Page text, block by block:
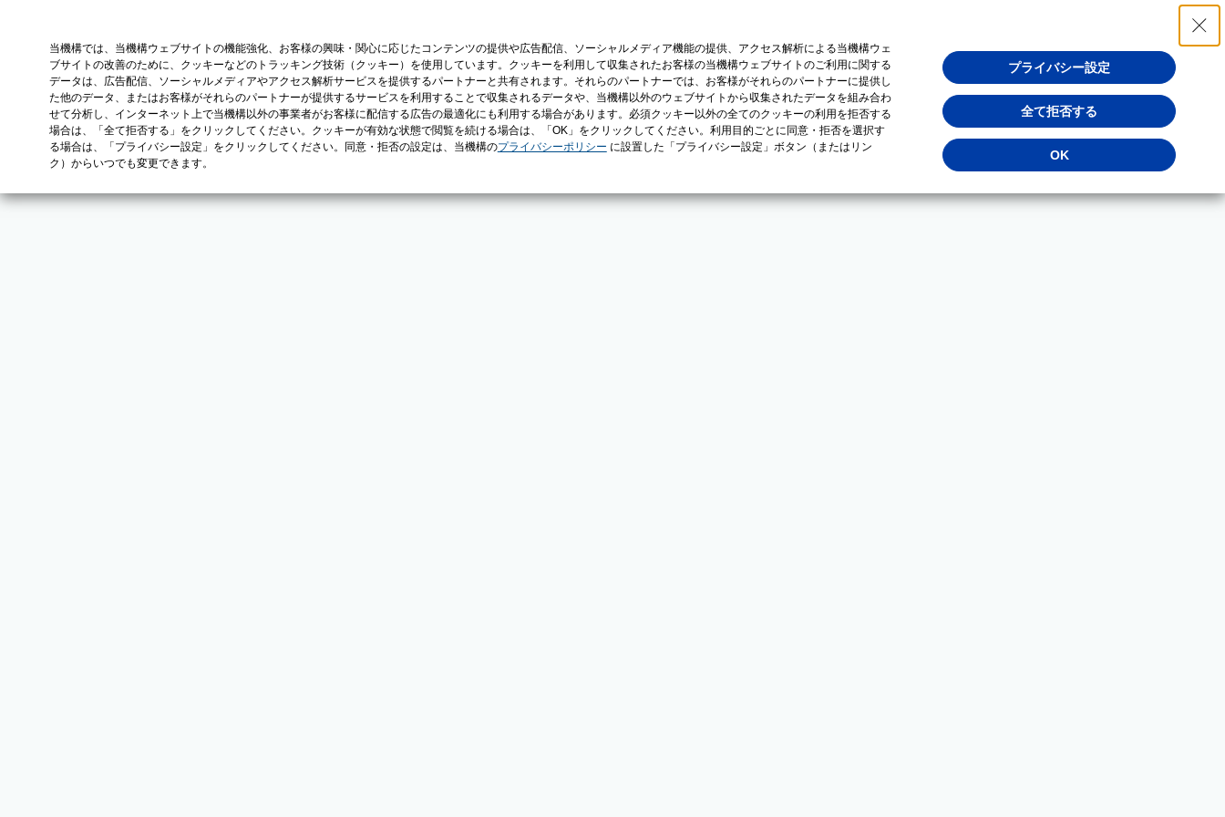
当機構では、当機構ウェブサイトの機能強化、お客様の興味・関心に応じたコンテンツの提供や広告配信、ソーシャルメディア機能の提供、アクセス解析による当機構ウェ
ブサイトの改善のために、クッキーなどのトラッキング技術（クッキー）を使用しています。クッキーを利用して収集されたお客様の当機構ウェブサイトのご利用に関する
データは、広告配信、ソーシャルメディアやアクセス解析サービスを提供するパートナーと共有されます。それらのパートナーでは、お客様がそれらのパートナーに提供し
た他のデータ、またはお客様がそれらのパートナーが提供するサービスを利用することで収集されるデータや、当機構以外のウェブサイトから収集されたデータを組み合わ
せて分析し、インターネット上で当機構以外の事業者がお客様に配信する広告の最適化にも利用する場合があります。必須クッキー以外の全てのクッキーの利用を拒否する
場合は、「全て拒否する」をクリックしてください。クッキーが有効な状態で閲覧を続ける場合は、「OK」をクリックしてください。利用目的ごとに同意・拒否を選択す
る場合は、「プライバシー設定」をクリックしてください。同意・拒否の設定は、当機構のプライバシーポリシー に設置した「プライバシー設定」ボタン（またはリン
ク）からいつでも変更できます。
プライバシー設定
全て拒否する
OK